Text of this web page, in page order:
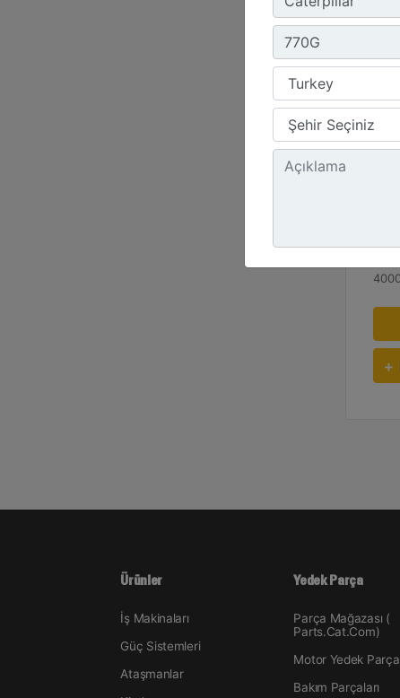
797F
Ürünler
İş Makinaları
Güç Sistemleri
Ataşmanlar
Yedek Parça
Parça Mağazası (
Parts.Cat.Com)
Motor Yedek Parça
Bakım Parçaları